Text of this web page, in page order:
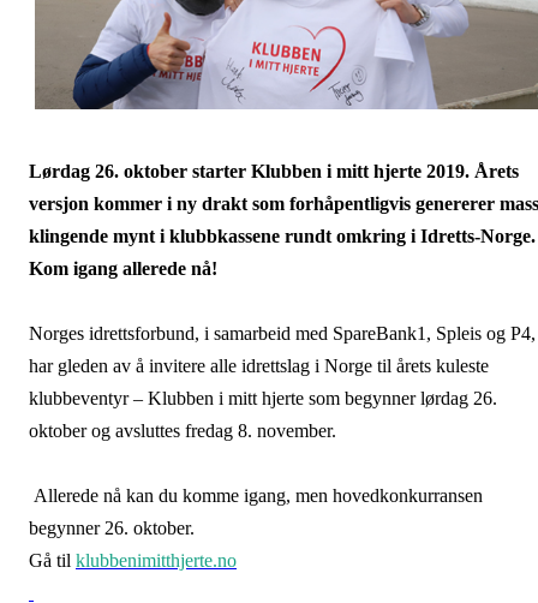
Lørdag 26. oktober starter Klubben i mitt hjerte 2019. Årets
versjon kommer i ny drakt som forhåpentligvis genererer
klingende mynt i klubbkassene rundt omkring i Idretts-Norge.
Kom igang allerede nå!
Norges idrettsforbund, i samarbeid med SpareBank1, Spleis og P4,
har gleden av å invitere alle idrettslag i Norge til årets kuleste
klubbeventyr – Klubben i mitt hjerte som begynner lørdag 26.
oktober og avsluttes fredag 8. november.
Allerede nå kan du komme igang, men hovedkonkurransen
begynner 26. oktober.
Gå til klubbenimitthjerte.no